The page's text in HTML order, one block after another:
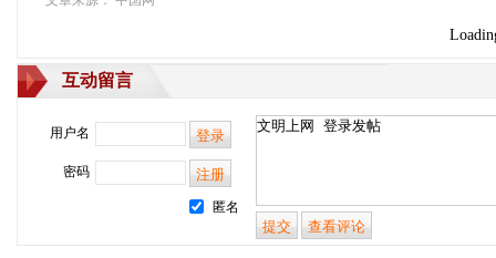
互动留言
用户名
密码
匿名